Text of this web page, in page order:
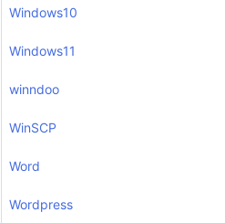
Windows10
Windows11
winndoo
WinSCP
Word
Wordpress